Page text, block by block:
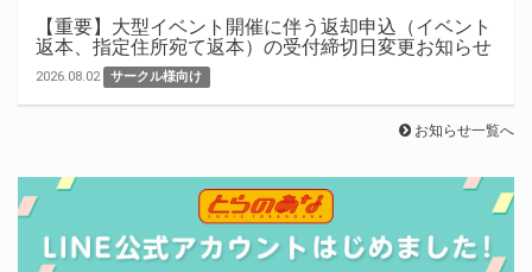
【重要】大型イベント開催に伴う返却申込（イベント
返本、指定住所宛て返本）の受付締切日変更お知らせ
2026.08.02 サークル様向け
お知らせ一覧へ